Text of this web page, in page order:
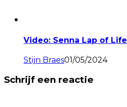
Video: Senna Lap of Life
Stijn Braes01/05/2024
Schrijf een reactie